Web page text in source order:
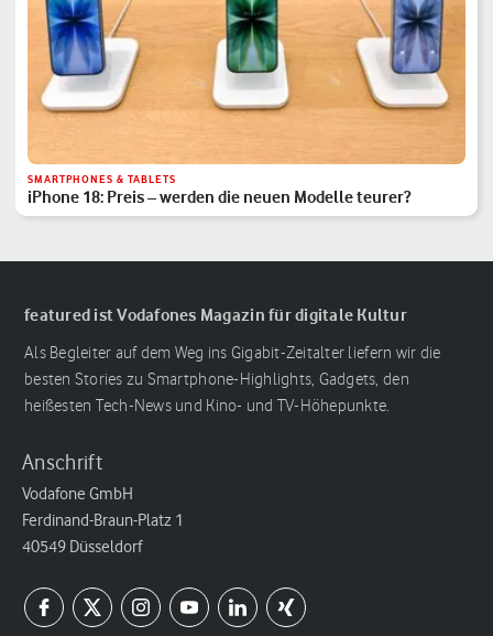
SMARTPHONES & TABLETS
iPhone 18: Preis – werden die neuen Modelle teurer?
featured ist Vodafones Magazin für digitale Kultur
Als Begleiter auf dem Weg ins Gigabit-Zeitalter liefern wir die
besten Stories zu Smartphone-Highlights, Gadgets, den
heißesten Tech-News und Kino- und TV-Höhepunkte.
Anschrift
Vodafone GmbH
Ferdinand-Braun-Platz 1
40549 Düsseldorf